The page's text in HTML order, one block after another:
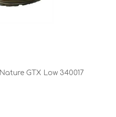
GTX Low 340017